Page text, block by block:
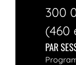
300
(460
PAR